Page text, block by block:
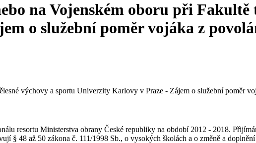
na Vojenském oboru při Fakultě
o služební poměr vojáka z
výchovy a sportu Univerzity Karlovy v Praze - Zájem o služební poměr
resortu Ministerstva obrany České republiky na období 2012 - 2018.
§ 48 až 50 zákona č. 111/1998 Sb., o vysokých školách a o změně a